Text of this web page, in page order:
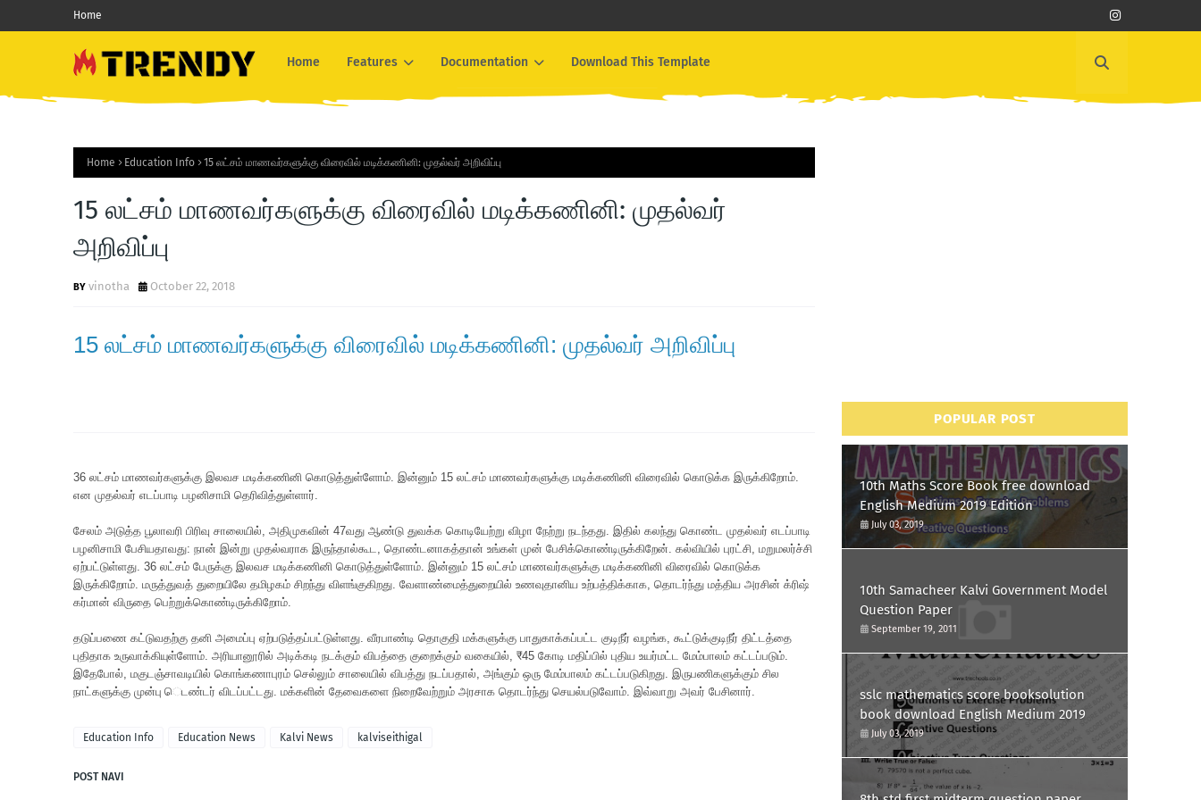
Home
Home Features Documentation Download This Template
Home Education Info 15 லட்சம் மாணவர்களுக்கு விரைவில் மடிக்கணினி: முதல்வர் அறிவிப்பு
15 லட்சம் மாணவர்களுக்கு விரைவில் மடிக்கணினி: முதல்வர்
அறிவிப்பு
vinotha October 22, 2018
15 லட்சம் மாணவர்களுக்கு விரைவில் மடிக்கணினி: முதல்வர் அறிவிப்பு
36 லட்சம் மாணவர்களுக்கு இலவச மடிக்கணினி கொடுத்துள்ளோம். இன்னும் 15 லட்சம் மாணவர்களுக்கு மடிக்கணினி விரைவில் கொடுக்க இருக்கிறோம்.
என முதல்வர் எடப்பாடி பழனிசாமி தெரிவித்துள்ளார்.
சேலம் அடுத்த பூலாவரி பிரிவு சாலையில், அதிமுகவின் 47வது ஆண்டு துவக்க கொடியேற்று விழா நேற்று நடந்தது. இதில் கலந்து கொண்ட முதல்வர் எடப்பாடி
பழனிசாமி பேசியதாவது: நான் இன்று முதல்வராக இருந்தால்கூட, தொண்டனாகத்தான் உங்கள் முன் பேசிக்கொண்டிருக்கிறேன். கல்வியில் புரட்சி, மறுமலர்ச்சி
ஏற்பட்டுள்ளது. 36 லட்சம் பேருக்கு இலவச மடிக்கணினி கொடுத்துள்ளோம். இன்னும் 15 லட்சம் மாணவர்களுக்கு மடிக்கணினி விரைவில் கொடுக்க
இருக்கிறோம். மருத்துவத் துறையிலே தமிழகம் சிறந்து விளங்குகிறது. வேளாண்மைத்துறையில் உணவுதானிய உற்பத்திக்காக, தொடர்ந்து மத்திய அரசின் க்ரிஷ்
கர்மான் விருதை பெற்றுக்கொண்டிருக்கிறோம்.
தடுப்பணை கட்டுவதற்கு தனி அமைப்பு ஏற்படுத்தப்பட்டுள்ளது. வீரபாண்டி தொகுதி மக்களுக்கு பாதுகாக்கப்பட்ட குடிநீர் வழங்க, கூட்டுக்குடிநீர் திட்டத்தை
புதிதாக உருவாக்கியுள்ளோம். அரியானூரில் அடிக்கடி நடக்கும் விபத்தை குறைக்கும் வகையில், ₹45 கோடி மதிப்பில் புதிய உயர்மட்ட மேம்பாலம் கட்டப்படும்.
இதேபோல், மகுடஞ்சாவடியில் கொங்கணாபுரம் செல்லும் சாலையில் விபத்து நடப்பதால், அங்கும் ஒரு மேம்பாலம் கட்டப்படுகிறது. இருபணிகளுக்கும் சில
நாட்களுக்கு முன்பு ெடண்டர் விடப்பட்டது. மக்களின் தேவைகளை நிறைவேற்றும் அரசாக தொடர்ந்து செயல்படுவோம். இவ்வாறு அவர் பேசினார்.
Education Info Education News Kalvi News kalviseithigal
POST NAVI
POPULAR POST
10th Maths Score Book free download
English Medium 2019 Edition
July 03, 2019
10th Samacheer Kalvi Government Model
Question Paper
September 19, 2011
sslc mathematics score booksolution
book download English Medium 2019
July 03, 2019